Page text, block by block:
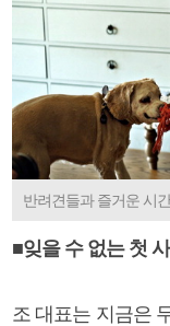
반려견들과 즐거운 시
■잊을 수 없는 첫
조 대표는 지금은